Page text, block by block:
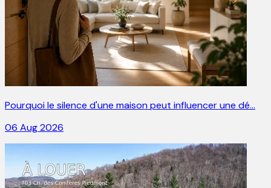
Pourquoi le silence d'une maison peut influencer une dé…
06 Aug 2026